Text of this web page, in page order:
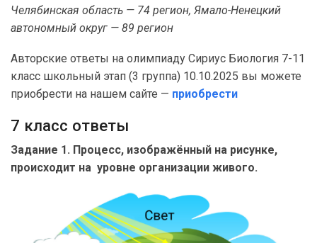
Челябинская область — 74 регион, Ямало-Ненецкий
автономный округ — 89 регион
Авторские ответы на олимпиаду Сириус Биология 7-11
класс школьный этап (3 группа) 10.10.2025 вы можете
приобрести на нашем сайте — приобрести
7 класс ответы
Задание 1. Процесс, изображённый на рисунке,
происходит на уровне организации живого.